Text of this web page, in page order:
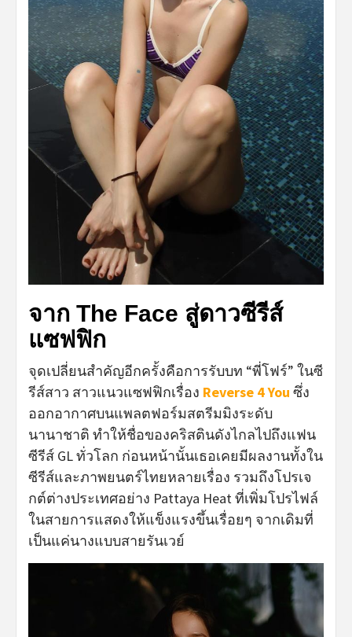
จาก The Face สู่ดาวซีรีส์
แซฟฟิก
จุดเปลี่ยนสำคัญอีกครั้งคือการรับบท “พี่โฟร์” ในซี
รีส์สาว สาวแนวแซฟฟิกเรื่อง Reverse 4 You ซึ่ง
ออกอากาศบนแพลตฟอร์มสตรีมมิงระดับ
นานาชาติ ทำให้ชื่อของคริสตินดังไกลไปถึงแฟน
ซีรีส์ GL ทั่วโลก ก่อนหน้านั้นเธอเคยมีผลงานทั้งใน
ซีรีส์และภาพยนตร์ไทยหลายเรื่อง รวมถึงโปรเจ
กต์ต่างประเทศอย่าง Pattaya Heat ที่เพิ่มโปรไฟล์
ในสายการแสดงให้แข็งแรงขึ้นเรื่อยๆ จากเดิมที่
เป็นแค่นางแบบสายรันเวย์